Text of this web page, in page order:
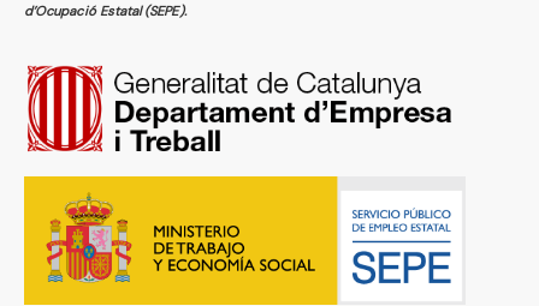
d’Ocupació Estatal (SEPE).